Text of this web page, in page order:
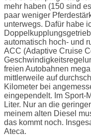
mehr haben (150 sind
paar weniger
unterwegs. Dafür habe
automatisch hoch- und
ACC (Adaptive Cruise
freien Autobahnen
mittlerweile auf
Kilometer bei
eingependelt. Im Sport-
Liter. Nur an die
meinem alten Diesel
das kommt noch.
Ateca.